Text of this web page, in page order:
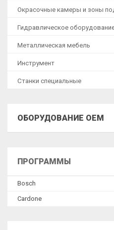
Окрасочные камеры и зоны
Гидравлическое
Металлическая мебель
Инструмент
Станки специальные
ОБОРУДОВАНИЕ OEM
ПРОГРАММЫ
Bosch
Сardone